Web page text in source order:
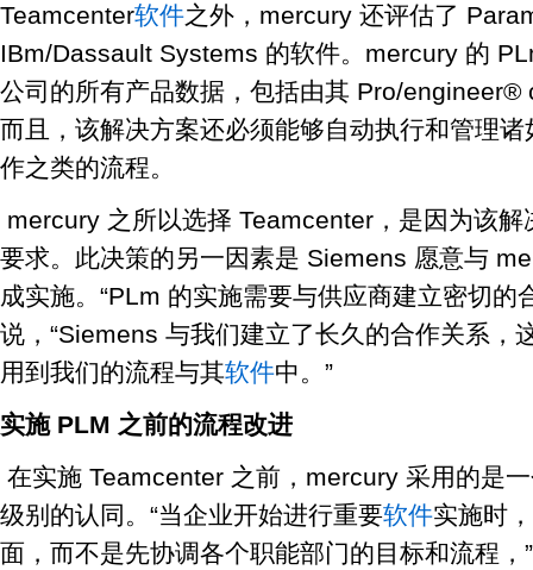
Teamcenter软件之外，mercury 还评估了
IBm/Dassault Systems 的软件。mercury 的
公司的所有产品数据，包括由其 Pro/engineer®
而且，该解决方案还必须能够自动执行和管理
作之类的流程。
mercury 之所以选择 Teamcenter，是因为该解
要求。此决策的另一因素是 Siemens 愿意与
成实施。“PLm 的实施需要与供应商建立密切的
说，“Siemens 与我们建立了长久的合作关系，
用到我们的流程与其软件中。”
实施 PLM 之前的流程改进
在实施 Teamcenter 之前，mercury 采用的是
级别的认同。“当企业开始进行重要软件实施时
面，而不是先协调各个职能部门的目标和流程